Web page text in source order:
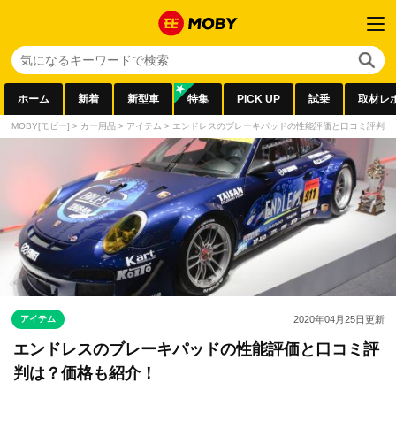
ホーム 新着 新型車 特集 PICK UP 試乗 取材レ
MOBY[モビー] > カー用品 > アイテム > エンドレスのブレーキパッドの性能評価と口コミ評判
アイテム 2020年04月25日更新
エンドレスのブレーキパッドの性能評価と口コミ評
判は？価格も紹介！